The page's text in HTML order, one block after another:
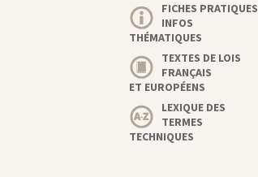
FICHES PRATIQUES
INFOS
THÉMATIQUES
TEXTES DE LOIS
FRANÇAIS
ET EUROPÉENS
LEXIQUE DES
TERMES
TECHNIQUES